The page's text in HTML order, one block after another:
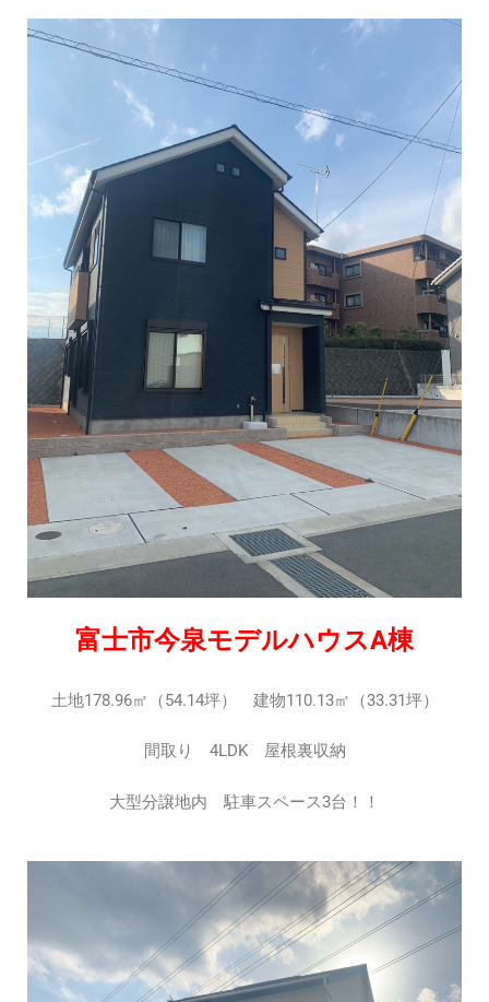
富士市今泉モデルハウスA棟
土地178.96㎡（54.14坪） 建物110.13㎡（33.31坪）
間取り 4LDK 屋根裏収納
大型分譲地内 駐車スペース3台！！